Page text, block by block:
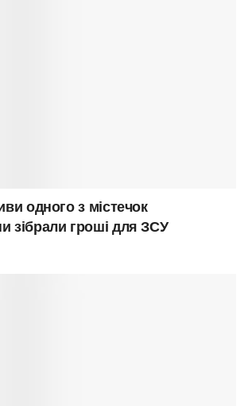
одного з містечок
зібрали гроші для ЗСУ